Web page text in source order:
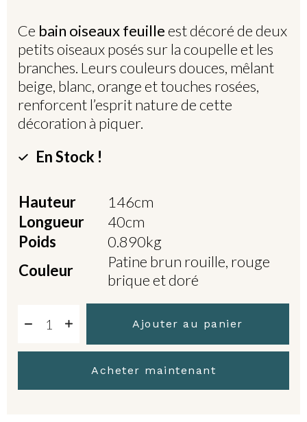
Ce bain oiseaux feuilleest décoré de deux
petits oiseaux posés sur la coupelle et les
branches. Leurs couleurs douces, mêlant
beige, blanc, orange et touches rosées,
renforcent l’esprit nature de cette
décoration à piquer.
En Stock !
Hauteur
146cm
Longueur
40cm
Poids
0.890kg
Couleur
Patine brun rouille, rouge
brique et doré
Ajouter au panier
Acheter maintenant